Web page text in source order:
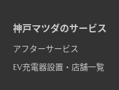
神戸マツダのサービス
アフターサービス
EV充電器設置・店舗一覧